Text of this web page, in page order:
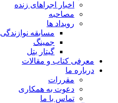
اخبار اجراهای زنده
مصاحبه
رویداد ها
مسابقه نوازندگی
جمینگ
گیتار بتل
معرفی کتاب و مقالات
درباره ما
مقررات
دعوت به همکاری
تماس با ما